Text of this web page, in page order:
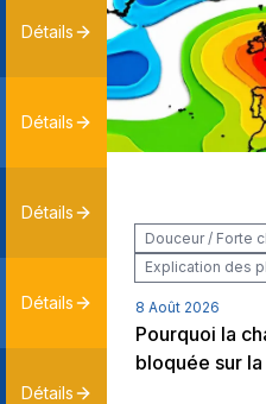
Détails
Détails
Détails
Détails
Détails
Douceur / Forte
Explication des
8 Août 2026
Pourquoi la
bloquée sur